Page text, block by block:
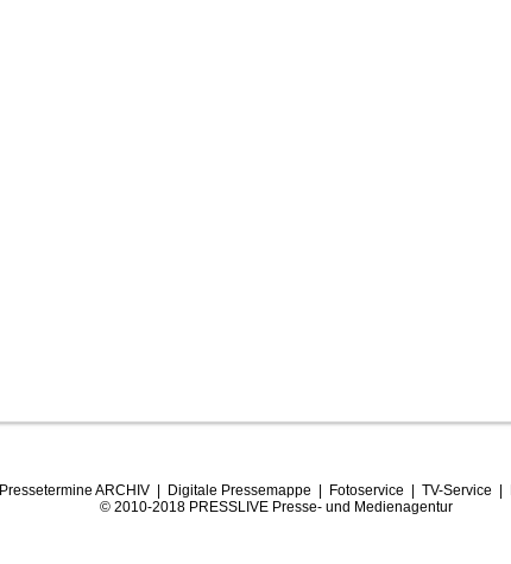
Pressetermine ARCHIV| Digitale Pressemappe Fotoservice TV-Service
© 2010-2018 PRESSLIVE Presse- und Medienagentur